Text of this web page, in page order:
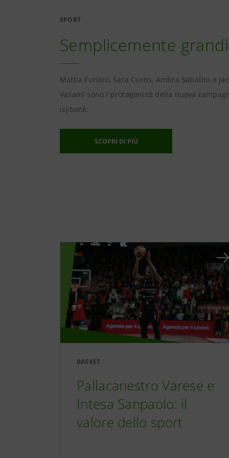
SPORT
Semplicemente grandi
Mattia Furlani, Sara Curtis, Ambra Sabatini e
Vasamì sono i protagonisti della nuova
isybank.
SCOPRI DI PIÙ
BASKET
Pallacanestro Varese e
Intesa Sanpaolo: il
valore dello sport